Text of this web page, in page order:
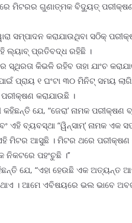
ମିଟରର ଗୁଣାତ୍ମକ ବିଦ୍ୟୁତ୍
ସମ୍ପାଦନ କରାଯାଉଥିବା ସଠିକ୍
ଲ୍ୟାବ୍ ପ୍ରତିବଦ୍ଧ ରହିଛି ।
କିଭଳି ରହିବ ତାହା ଯାଂଚ
ପାଇଁ ପ୍ରାୟ ୧ ଘଂଟା ୩୦ ମିନିଟ୍ ସମୟ
କରାଯାଉଛି ।
ଯେ, “ଜେରା’ ନାମକ
ବ୍ୟବସ୍ଥା “ୱିନ୍‌ସାମ୍‌’ ନାମକ ଏକ
ମିଟର ଆସୁଛି । ମିଟର ଥରେ ପରୀକ୍ଷଣ
ନିକଟରେ ପହଂଚୁଛି ।’’
ଯେ, “ଏହା ହେଉଛି ଏକ ଅତ୍ୟନ୍ତ
। ଆମେ ଏବିଷୟରେ ଭଲ ଭାବେ